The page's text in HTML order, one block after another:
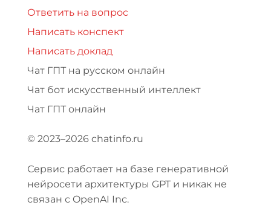
Ответить на вопрос
Написать конспект
Написать доклад
Чат ГПТ на русском онлайн
Чат бот искусственный интеллект
Чат ГПТ онлайн
© 2023–2026 chatinfo.ru
Сервис работает на базе генеративной
нейросети архитектуры GPT и никак не
связан с OpenAI Inc.